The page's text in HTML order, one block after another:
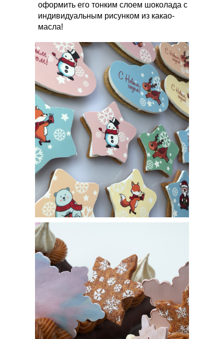
оформить его тонким слоем шоколада с
индивидуальным рисунком из какао-
масла!